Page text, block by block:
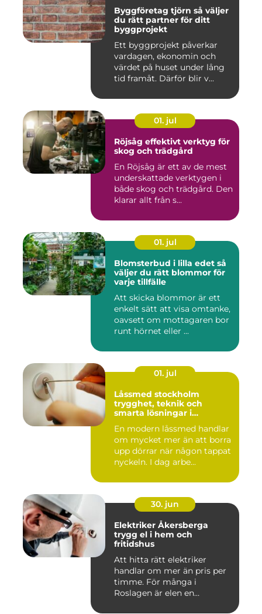
Byggföretag tjörn så väljer
du rätt partner för ditt
byggprojekt
Ett byggprojekt påverkar
vardagen, ekonomin och
värdet på huset under lång
tid framåt. Därför blir v...
01. jul
Röjsåg effektivt verktyg för
skog och trädgård
En Röjsåg är ett av de mest
underskattade verktygen i
både skog och trädgård. Den
klarar allt från s...
01. jul
Blomsterbud i lilla edet så
väljer du rätt blommor för
varje tillfälle
Att skicka blommor är ett
enkelt sätt att visa omtanke,
oavsett om mottagaren bor
runt hörnet eller ...
01. jul
Låssmed stockholm
trygghet, teknik och
smarta lösningar i
En modern låssmed handlar
om mycket mer än att borra
upp dörrar när någon tappat
nyckeln. I dag arbe...
30. jun
Elektriker Åkersberga
trygg el i hem och
fritidshus
Att hitta rätt elektriker
handlar om mer än pris per
timme. För många i
Roslagen är elen en